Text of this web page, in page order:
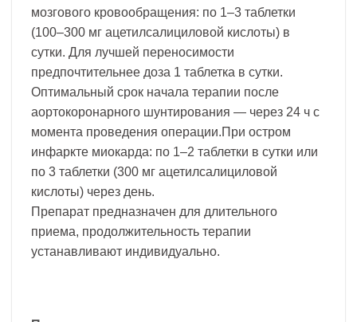
мозгового кровообращения: по 1–3 таблетки
(100–300 мг ацетилсалициловой кислоты) в
сутки. Для лучшей переносимости
предпочтительнее доза 1 таблетка в сутки.
Оптимальный срок начала терапии после
аортокоронарного шунтирования — через 24 ч с
момента проведения операции.При остром
инфаркте миокарда: по 1–2 таблетки в сутки или
по 3 таблетки (300 мг ацетилсалициловой
кислоты) через день.
Препарат предназначен для длительного
приема, продолжительность терапии
устанавливают индивидуально.